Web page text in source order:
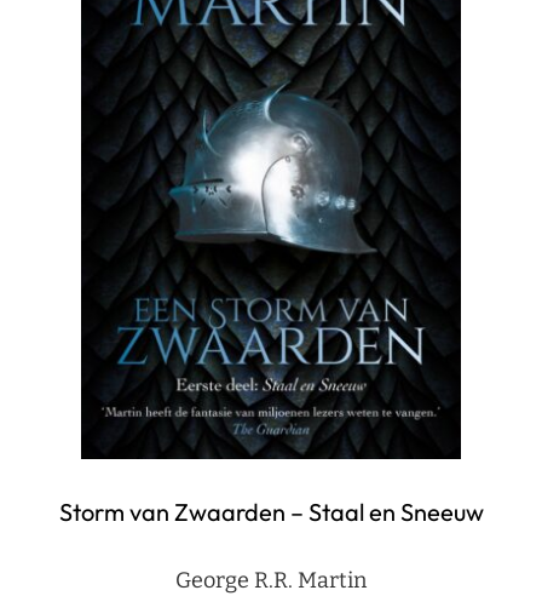
Storm van Zwaarden – Staal en Sneeuw
George R.R. Martin